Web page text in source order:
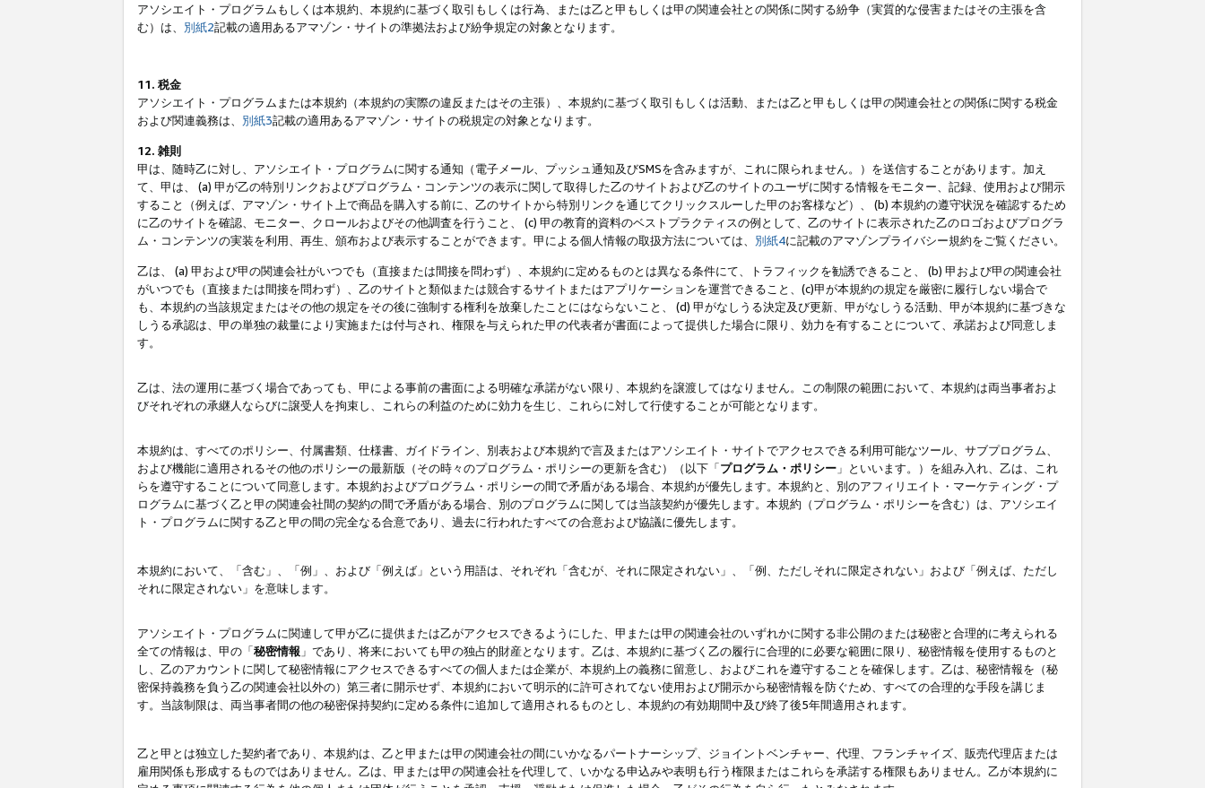
アソシエイト・プログラムもしくは本規約、本規約に基づく取引もしくは行為、または乙と甲もしくは甲の関連会社との関係に関する紛争（実質的な侵害またはその主張を含
む）は、 別紙2記載の適用あるアマゾン・サイトの準拠法および紛争規定の対象となります。
11. 税金
アソシエイト・プログラムまたは本規約（本規約の実際の違反またはその主張）、本規約に基づく取引もしくは活動、または乙と甲もしくは甲の関連会社との関係に関する税金
および関連義務は、 別紙3記載の適用あるアマゾン・サイトの税規定の対象となります。
12. 雑則
甲は、随時乙に対し、アソシエイト・プログラムに関する通知（電子メール、プッシュ通知及びSMSを含みますが、これに限られません。）を送信することがあります。加え
て、甲は、 (a) 甲が乙の特別リンクおよびプログラム・コンテンツの表示に関して取得した乙のサイトおよび乙のサイトのユーザに関する情報をモニター、記録、使用および開示
すること（例えば、アマゾン・サイト上で商品を購入する前に、乙のサイトから特別リンクを通じてクリックスルーした甲のお客様など）、 (b) 本規約の遵守状況を確認するため
に乙のサイトを確認、モニター、クロールおよびその他調査を行うこと、 (c) 甲の教育的資料のベストプラクティスの例として、乙のサイトに表示された乙のロゴおよびプログラ
ム・コンテンツの実装を利用、再生、頒布および表示することができます。甲による個人情報の取扱方法については、 別紙4に記載のアマゾンプライバシー規約をご覧ください。
乙は、 (a) 甲および甲の関連会社がいつでも（直接または間接を問わず）、本規約に定めるものとは異なる条件にて、トラフィックを勧誘できること、 (b) 甲および甲の関連会社
がいつでも（直接または間接を問わず）、乙のサイトと類似または競合するサイトまたはアプリケーションを運営できること、(c)甲が本規約の規定を厳密に履行しない場合で
も、本規約の当該規定またはその他の規定をその後に強制する権利を放棄したことにはならないこと、 (d) 甲がなしうる決定及び更新、甲がなしうる活動、甲が本規約に基づきな
しうる承認は、甲の単独の裁量により実施または付与され、権限を与えられた甲の代表者が書面によって提供した場合に限り、効力を有することについて、承諾および同意しま
す。
乙は、法の運用に基づく場合であっても、甲による事前の書面による明確な承諾がない限り、本規約を譲渡してはなりません。この制限の範囲において、本規約は両当事者およ
びそれぞれの承継人ならびに譲受人を拘束し、これらの利益のために効力を生じ、これらに対して行使することが可能となります。
本規約は、すべてのポリシー、付属書類、仕様書、ガイドライン、別表および本規約で言及またはアソシエイト・サイトでアクセスできる利用可能なツール、サブプログラム、
および機能に適用されるその他のポリシーの最新版（その時々のプログラム・ポリシーの更新を含む）（以下「プログラム・ポリシー 」といいます。）を組み入れ、乙は、これ
らを遵守することについて同意します。本規約およびプログラム・ポリシーの間で矛盾がある場合、本規約が優先します。本規約と、別のアフィリエイト・マーケティング・プ
ログラムに基づく乙と甲の関連会社間の契約の間で矛盾がある場合、別のプログラムに関しては当該契約が優先します。本規約（プログラム・ポリシーを含む）は、アソシエイ
ト・プログラムに関する乙と甲の間の完全なる合意であり、過去に行われたすべての合意および協議に優先します。
本規約において、「含む」、「例」、および「例えば」という用語は、それぞれ「含むが、それに限定されない」、「例、ただしそれに限定されない」および「例えば、ただし
それに限定されない」を意味します。
アソシエイト・プログラムに関連して甲が乙に提供または乙がアクセスできるようにした、甲または甲の関連会社のいずれかに関する非公開のまたは秘密と合理的に考えられる
全ての情報は、甲の「秘密情報 」であり、将来においても甲の独占的財産となります。乙は、本規約に基づく乙の履行に合理的に必要な範囲に限り、秘密情報を使用するものと
し、乙のアカウントに関して秘密情報にアクセスできるすべての個人または企業が、本規約上の義務に留意し、およびこれを遵守することを確保します。乙は、秘密情報を（秘
密保持義務を負う乙の関連会社以外の）第三者に開示せず、本規約において明示的に許可されてない使用および開示から秘密情報を防ぐため、すべての合理的な手段を講じま
す。当該制限は、両当事者間の他の秘密保持契約に定める条件に追加して適用されるものとし、本規約の有効期間中及び終了後5年間適用されます。
乙と甲とは独立した契約者であり、本規約は、乙と甲または甲の関連会社の間にいかなるパートナーシップ、ジョイントベンチャー、代理、フランチャイズ、販売代理店または
雇用関係も形成するものではありません。乙は、甲または甲の関連会社を代理して、いかなる申込みや表明も行う権限またはこれらを承諾する権限もありません。乙が本規約に